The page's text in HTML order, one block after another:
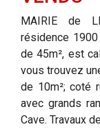
MAIRIE de
résidence
de 45m², est
vous trouvez
de 10m²; coté
avec grands
Cave. Travaux